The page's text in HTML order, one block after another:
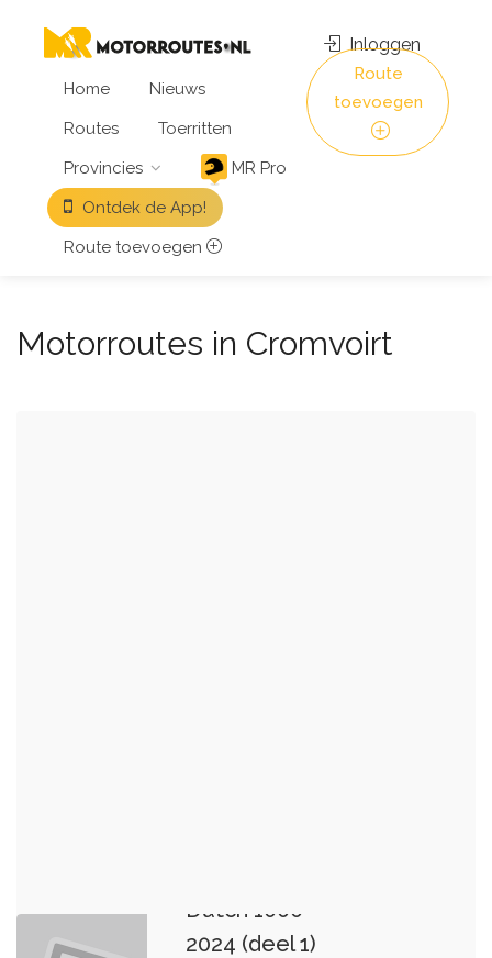
Home
Nieuws
Routes
Toerritten
Provincies
MR Pro
Ontdek de App!
Route toevoegen
Inloggen
Route
toevoegen
Motorroutes in Cromvoirt
Dutch 1000
2024 (deel 1)